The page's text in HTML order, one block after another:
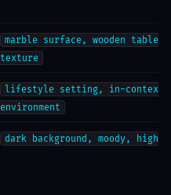
marble surface, wooden table,
texture
lifestyle setting, in-context,
environment
dark background, moody, high